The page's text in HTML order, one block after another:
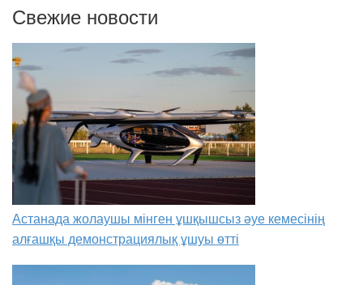
Свежие новости
Астанада жолаушы мінген ұшқышсыз әуе кемесінің
алғашқы демонстрациялық ұшуы өтті